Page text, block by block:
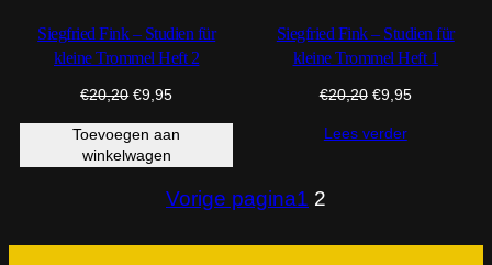
Siegfried Fink – Studien für
kleine Trommel Heft 2
€20,20 Oorspronkelijke
was:
€20,20.
€9,95Huidige
is:
Toevoegen aan
winkelwagen
Siegfried Fink – Studien für
kleine Trommel Heft 1
€20,20 Oorspronkelijke
was:
€9,95Huidige
Lees verder
Vorige pagina1 2